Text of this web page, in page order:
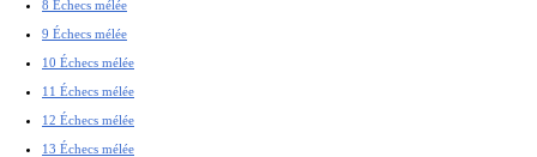
8 Échecs mélée
9 Échecs mélée
10 Échecs mélée
11 Échecs mélée
12 Échecs mélée
13 Échecs mélée